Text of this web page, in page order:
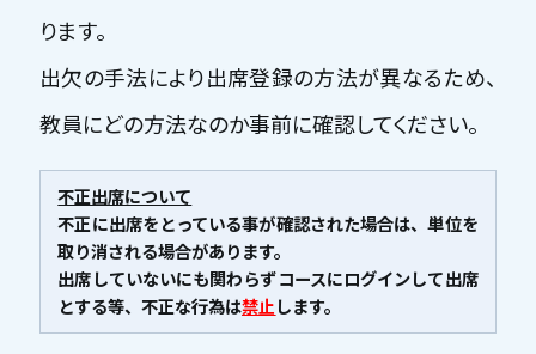
ります。
出欠の手法により出席登録の方法が異なるため、
教員にどの方法なのか事前に確認してください。
不正出席について
不正に出席をとっている事が確認された場合は、単位を
取り消される場合があります。
出席していないにも関わらずコースにログインして出席
とする等、不正な行為は禁止 します。